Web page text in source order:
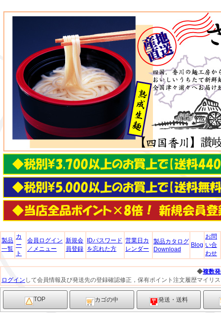
製品
一覧
カ
ー
ト
会員ログイン
／メニュー
新規会
員登録
IDパスワード
を忘れた方
営業日カ
レンダー
製品カタログ
Download
Blog
お問
い合
わせ
複数発送
ログイン して会員情報及び発送先の登録確認修正，保有ポイント注文履歴マイリ
TOP カゴの中 発送・送料